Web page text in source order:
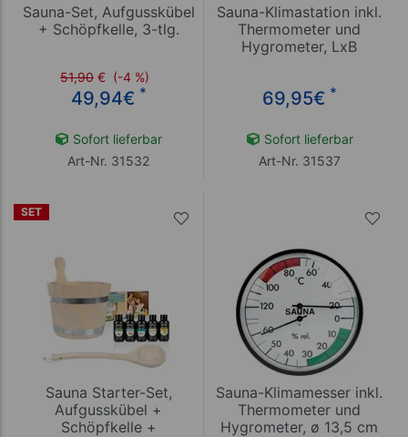
Sauna-Set, Aufgusskübel
+ Schöpfkelle, 3-tlg.
51,90 € (-4 %)
49,94€ *
Sofort lieferbar
Art-Nr. 31532
Sauna-Klimastation inkl.
Thermometer und
Hygrometer, LxB
69,95€ *
Sofort lieferbar
Art-Nr. 31537
SET
Sauna Starter-Set,
Aufgusskübel +
Schöpfkelle +
Sauna-Klimamesser inkl.
Thermometer und
Hygrometer, ø 13,5 cm